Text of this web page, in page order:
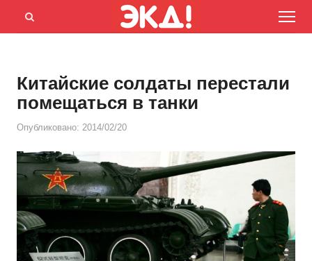
Menu
Открыть
Китайские солдаты перестали
помещаться в танки
Опубликовано: 2014/02/20